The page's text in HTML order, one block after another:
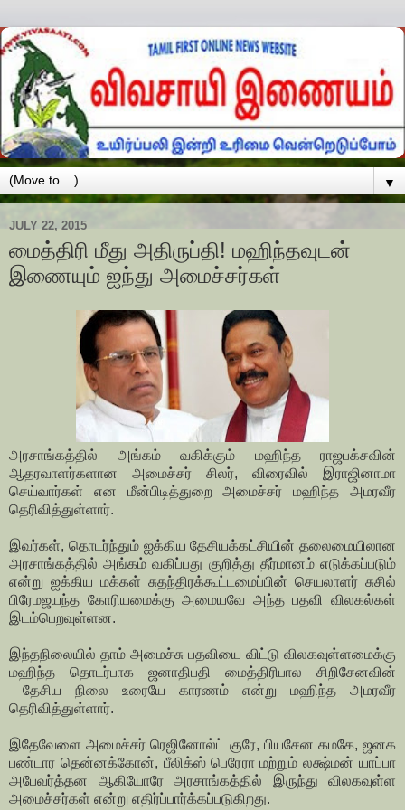
▼
JULY 22, 2015
மைத்திரி மீது அதிருப்தி! மஹிந்தவுடன்
இணையும் ஐந்து அமைச்சர்கள்
அரசாங்கத்தில் அங்கம் வகிக்கும் மஹிந்த ராஜபக்சவின்
ஆதரவாளர்களான அமைச்சர் சிலர், விரைவில் இராஜினாமா
செய்வார்கள் என மீன்பிடித்துறை அமைச்சர் மஹிந்த அமரவீர
தெரிவித்துள்ளார்.
இவர்கள், தொடர்ந்தும் ஐக்கிய தேசியக்கட்சியின் தலைமையிலான
அரசாங்கத்தில் அங்கம் வகிப்பது குறித்து தீர்மானம் எடுக்கப்படும்
என்று ஐக்கிய மக்கள் சுதந்திரக்கூட்டமைப்பின் செயலாளர் சுசில்
பிரேமஜயந்த கோரியமைக்கு அமையவே அந்த பதவி விலகல்கள்
இடம்பெறவுள்ளன.
இந்தநிலையில் தாம் அமைச்சு பதவியை விட்டு விலகவுள்ளமைக்கு
மஹிந்த தொடர்பாக ஜனாதிபதி மைத்திரிபால சிறிசேனவின்
தேசிய நிலை உரையே காரணம் என்று மஹிந்த அமரவீர
தெரிவித்துள்ளார்.
இதேவேளை அமைச்சர் ரெஜினோல்ட் குரே, பியசேன கமகே, ஜனக
பண்டார தென்னக்கோன், பீலிக்ஸ் பெரேரா மற்றும் லக்ஷ்மன் யாப்பா
அபேவர்த்தன ஆகியோரே அரசாங்கத்தில் இருந்து விலகவுள்ள
அமைச்சர்கள் என்று எதிர்ப்பார்க்கப்படுகிறது.